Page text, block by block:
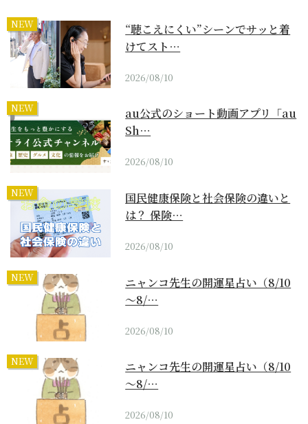
NEW
“聴こえにくい”シーンでサッと着
けてスト…
2026/08/10
NEW
au公式のショート動画アプリ「au
Sh…
2026/08/10
NEW
国民健康保険と社会保険の違いと
は？ 保険…
2026/08/10
NEW
ニャンコ先生の開運星占い（8/10
～8/…
2026/08/10
NEW
ニャンコ先生の開運星占い（8/10
～8/…
2026/08/10